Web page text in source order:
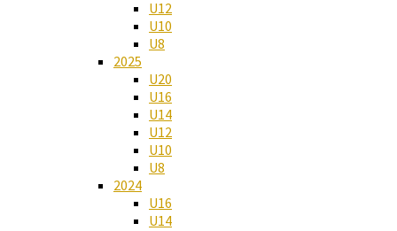
U12
U10
U8
2025
U20
U16
U14
U12
U10
U8
2024
U16
U14